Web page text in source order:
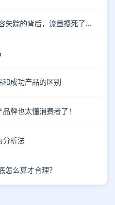
2020年爆款“难产”：好内容失踪的背后，流量摁死了内容
成功产品的区别
牌也太懂消费者了！
分析法
怎么算才合理？